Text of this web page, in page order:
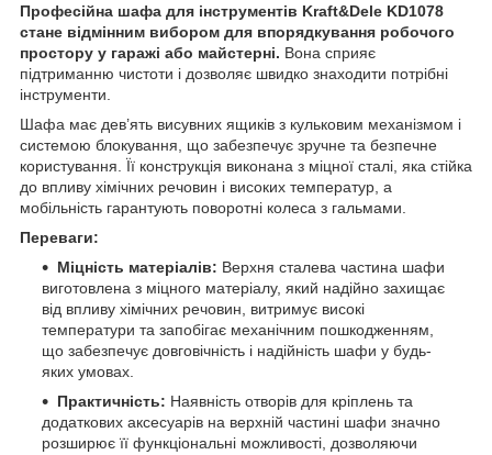
Професійна шафа для інструментів Kraft&Dele KD1078
стане відмінним вибором для впорядкування робочого
простору у гаражі або майстерні. Вона сприяє
підтриманню чистоти і дозволяє швидко знаходити потрібні
інструменти.
Шафа має дев’ять висувних ящиків з кульковим механізмом і
системою блокування, що забезпечує зручне та безпечне
користування. Її конструкція виконана з міцної сталі, яка стійка
до впливу хімічних речовин і високих температур, а
мобільність гарантують поворотні колеса з гальмами.
Переваги:
Міцність матеріалів: Верхня сталева частина шафи
виготовлена з міцного матеріалу, який надійно захищає
від впливу хімічних речовин, витримує високі
температури та запобігає механічним пошкодженням,
що забезпечує довговічність і надійність шафи у будь-
яких умовах.
Практичність: Наявність отворів для кріплень та
додаткових аксесуарів на верхній частині шафи значно
розширює її функціональні можливості, дозволяючи